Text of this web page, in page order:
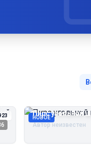
НОВОЕ
Пирс угольной
Автор неизвестен